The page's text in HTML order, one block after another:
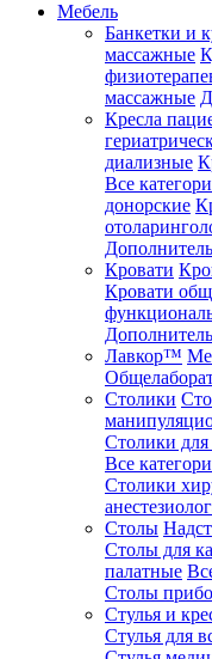
Мебель
Банкетки и
массажные
массажные
Кресла
диализные
Все
донорские
Кровати
Кровати
Лавкор™
Столики
Столики для
Все
Столики
Столы
Столы для
палатные
Столы
Стулья и
Стулья для